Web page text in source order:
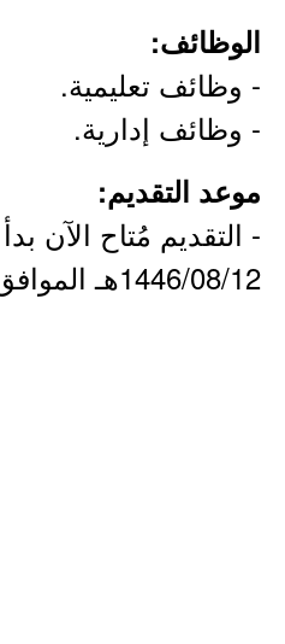
الوظائف:
- وظائف تعليمية.
- وظائف إدارية.
موعد التقديم:
- التقديم مُتاح الآن بدأ
1446/08/12هـ الموافق 2025/02/11م.